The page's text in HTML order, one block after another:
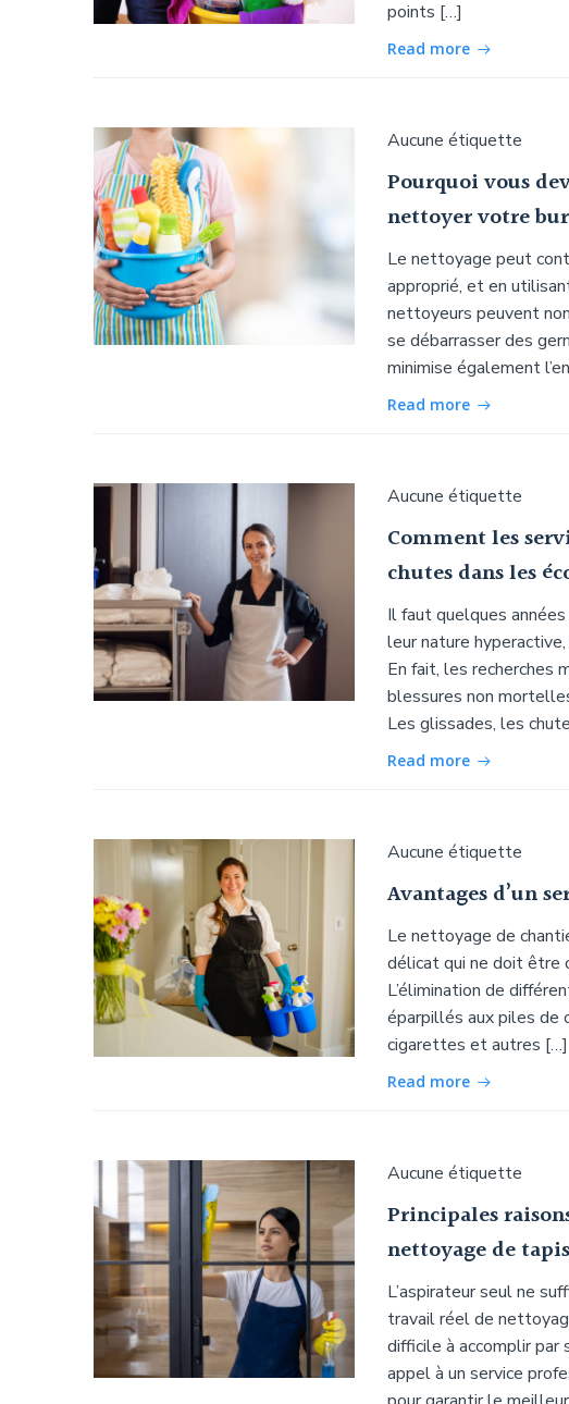
points […]
Read more
Aucune étiquette
Pourquoi vous
nettoyer votre
Le nettoyage peut
approprié, et en
nettoyeurs peuvent
se débarrasser des
minimise également
Read more
Aucune étiquette
Comment les
chutes dans les
Il faut quelques
leur nature
En fait, les recherches
blessures non
Les glissades, les
Read more
Aucune étiquette
Avantages d’un
Le nettoyage de
délicat qui ne doit être
L’élimination de
éparpillés aux piles de
cigarettes et autres […]
Read more
Aucune étiquette
Principales
nettoyage de
L’aspirateur seul ne
travail réel de
difficile à accomplir par
appel à un service